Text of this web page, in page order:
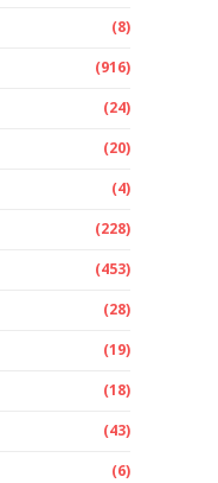
(8)
(916)
(24)
(20)
(4)
(228)
(453)
(28)
(19)
(18)
(43)
(6)